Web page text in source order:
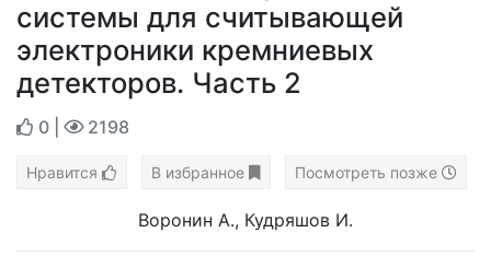
системы для считывающей
электроники кремниевых
детекторов. Часть 2
0 2198
Нравится В избранное Посмотреть позже
Воронин А., Кудряшов И.